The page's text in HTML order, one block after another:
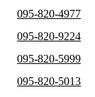
095-820-4977
095-820-9224
095-820-5999
095-820-5013